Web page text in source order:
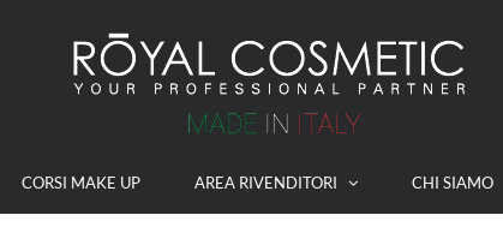
CORSI MAKE UP AREA RIVENDITORI CHI SIAMO